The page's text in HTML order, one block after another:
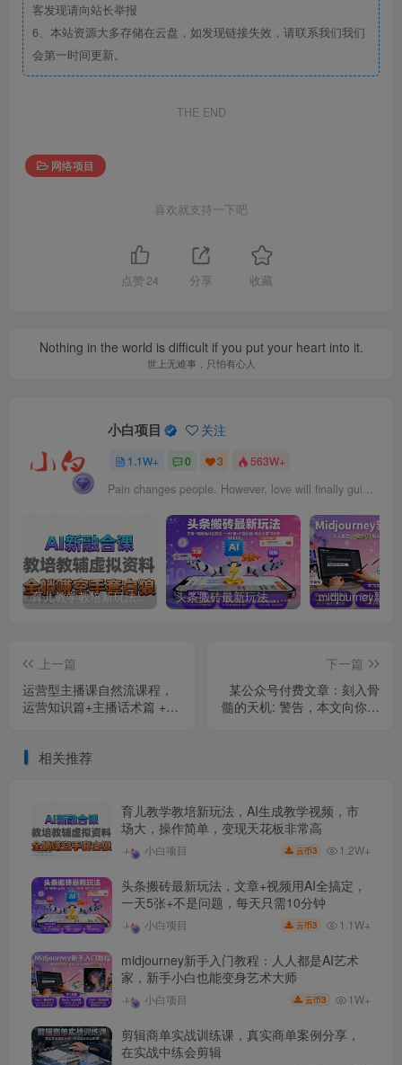
客发现请向站长举报
6、本站资源大多存储在云盘，如发现链接失效，请联系我们我们
会第一时间更新。
THE END
网络项目
喜欢就支持一下吧
点赞 24 分享 收藏
Nothing in the world is difficult if you put your heart into it.
世上无难事，只怕有心人
小白项目 关注
1.1W+ 0 3 563W+
Pain changes people. However, love will finally guide them back.
育儿教学教培新玩法，AI生成教学视频，市场大，操作简单，变现天花板非常高 头条搬砖最新玩法，文章+视频用AI全搞定，一天5张+不是问题，每天只需10分钟
上一篇
运营型主播课自然流课程，
运营知识篇+主播话术篇 +高
下一篇
某公众号付费文章：刻入骨
髓的天机: 警告，本文向你揭
相关推荐
育儿教学教培新玩法，AI生成教学视频，市
场大，操作简单，变现天花板非常高
小白项目 云币3 1.2W+
头条搬砖最新玩法，文章+视频用AI全搞定，
一天5张+不是问题，每天只需10分钟
小白项目 云币3 1.1W+
midjourney新手入门教程：人人都是AI艺术
家，新手小白也能变身艺术大师
小白项目 云币3 1W+
剪辑商单实战训练课，真实商单案例分享，
在实战中练会剪辑